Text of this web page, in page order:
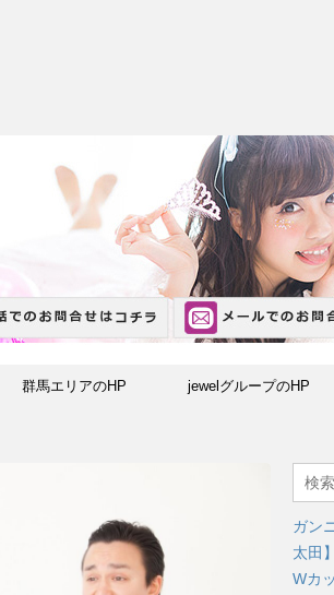
群馬エリアのHP jewelグループのHP
ガン
太田】
Wカ